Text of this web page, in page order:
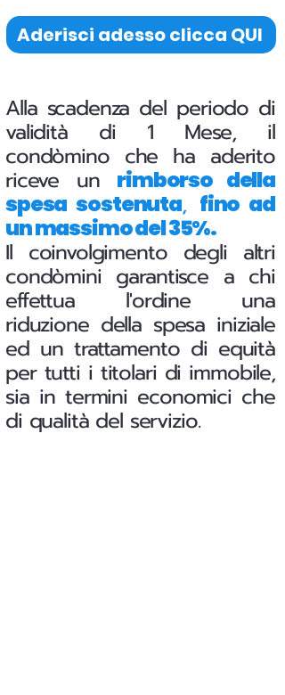
Aderisci adesso clicca QUI
Alla scadenza del periodo di
validità di 1 Mese, il
condòmino che ha aderito
riceve un rimborso della
spesa sostenuta, fino ad
un massimo del 35%.
Il coinvolgimento degli altri
condòmini garantisce a chi
effettua l'ordine una
riduzione della spesa iniziale
ed un trattamento di equità
per tutti i titolari di immobile,
sia in termini economici che
di qualità del servizio.